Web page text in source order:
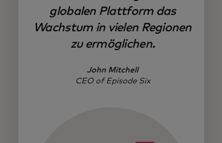
globalen Plattform das
Wachstum in vielen Regionen
zu ermöglichen.
John Mitchell
CEO of Episode Six